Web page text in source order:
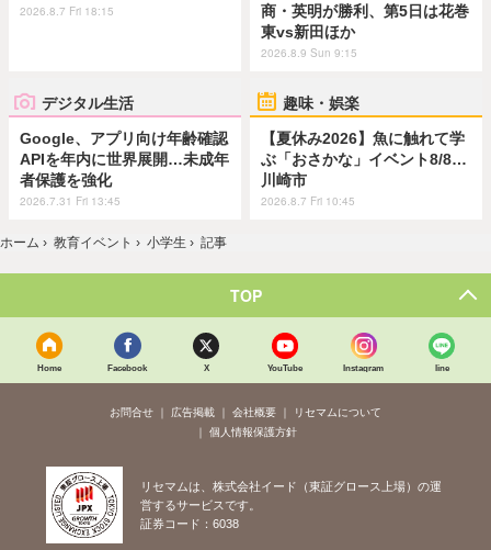
2026.8.7 Fri 18:15
商・英明が勝利、第5日は花巻
東vs新田ほか
2026.8.9 Sun 9:15
デジタル生活
Google、アプリ向け年齢確認
APIを年内に世界展開…未成年
者保護を強化
2026.7.31 Fri 13:45
趣味・娯楽
【夏休み2026】魚に触れて学
ぶ「おさかな」イベント8/8…
川崎市
2026.8.7 Fri 10:45
ホーム › 教育イベント › 小学生 › 記事
TOP
Home Facebook X YouTube Instagram line
お問合せ 広告掲載 会社概要
リセマムについて
個人情報保護方針
リセマムは、株式会社イード（東証グロース上場）の運
営するサービスです。
証券コード：6038